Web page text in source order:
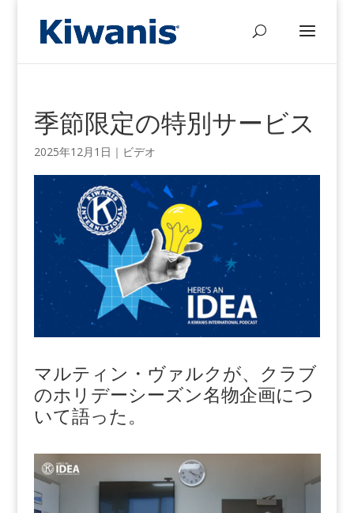
季節限定の特別サービス
2025年12月1日 ｜ ビデオ
マルティン・ヴァルクが、クラブ
のホリデーシーズン名物企画につ
いて語った。